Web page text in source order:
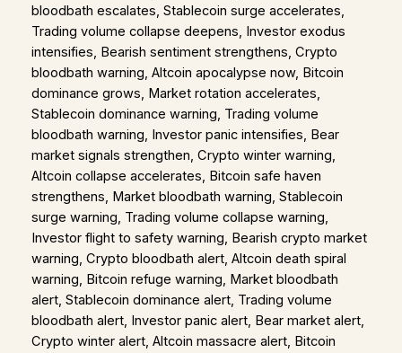
bloodbath escalates, Stablecoin surge accelerates,
Trading volume collapse deepens, Investor exodus
intensifies, Bearish sentiment strengthens, Crypto
bloodbath warning, Altcoin apocalypse now, Bitcoin
dominance grows, Market rotation accelerates,
Stablecoin dominance warning, Trading volume
bloodbath warning, Investor panic intensifies, Bear
market signals strengthen, Crypto winter warning,
Altcoin collapse accelerates, Bitcoin safe haven
strengthens, Market bloodbath warning, Stablecoin
surge warning, Trading volume collapse warning,
Investor flight to safety warning, Bearish crypto market
warning, Crypto bloodbath alert, Altcoin death spiral
warning, Bitcoin refuge warning, Market bloodbath
alert, Stablecoin dominance alert, Trading volume
bloodbath alert, Investor panic alert, Bear market alert,
Crypto winter alert, Altcoin massacre alert, Bitcoin